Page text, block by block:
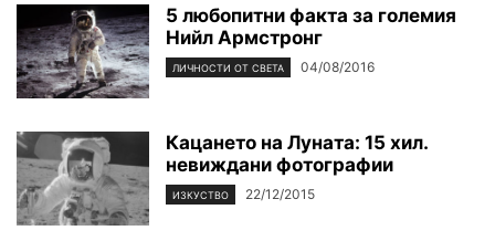
5 любопитни факта за големия
Нийл Армстронг
ЛИЧНОСТИ ОТ СВЕТА 04/08/2016
Кацането на Луната: 15 хил.
невиждани фотографии
ИЗКУСТВО 22/12/2015